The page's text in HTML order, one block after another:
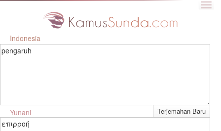
Indonesia
pengaruh
Yunani
επιρροή